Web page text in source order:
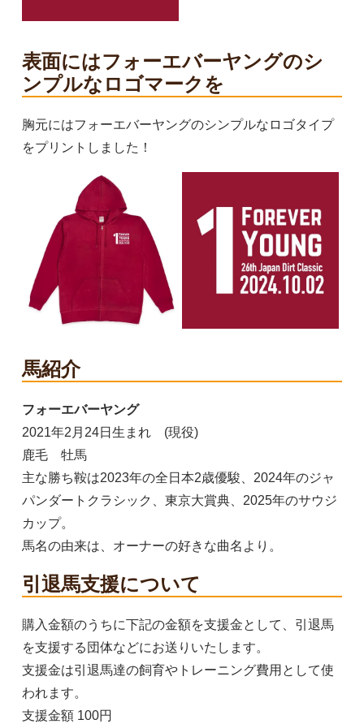
表面にはフォーエバーヤングのシ
ンプルなロゴマークを
胸元にはフォーエバーヤングのシンプルなロゴタイプ
をプリントしました！
馬紹介
フォーエバーヤング
2021年2月24日生まれ (現役)
鹿毛 牡馬
主な勝ち鞍は2023年の全日本2歳優駿、2024年のジャ
パンダートクラシック、東京大賞典、2025年のサウジ
カップ。
馬名の由来は、オーナーの好きな曲名より。
引退馬支援について
購入金額のうちに下記の金額を支援金として、引退馬
を支援する団体などにお送りいたします。
支援金は引退馬達の飼育やトレーニング費用として使
われます。
支援金額 100円